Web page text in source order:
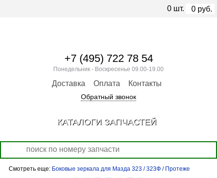
Смотреть еще: Боковые зеркала для Мазда 323 / 323Ф / Протеже
+7 (495) 722 78 54
Понедельник - Воскресенье 09.00-19.00
Доставка Оплата Контакты
Обратный звонок
0 шт. 0 руб.
КАТАЛОГИ ЗАПЧАСТЕЙ